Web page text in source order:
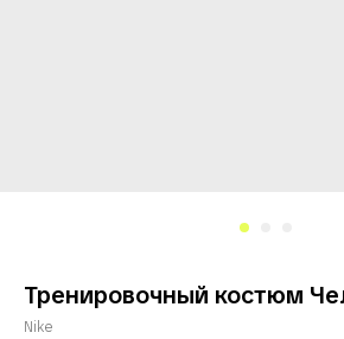
Тренировочный костюм
Nike